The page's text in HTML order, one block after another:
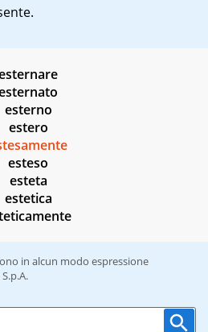
esterno
estero
esteso
esteta
estetica
in alcun modo espressione